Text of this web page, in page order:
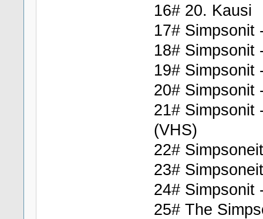
16# 20. Kausi
17# Simpsonit
18# Simpsonit
19# Simpsonit
20# Simpsonit
21# Simpsonit
(VHS)
22#
23#
24# Simpsonit
25# The